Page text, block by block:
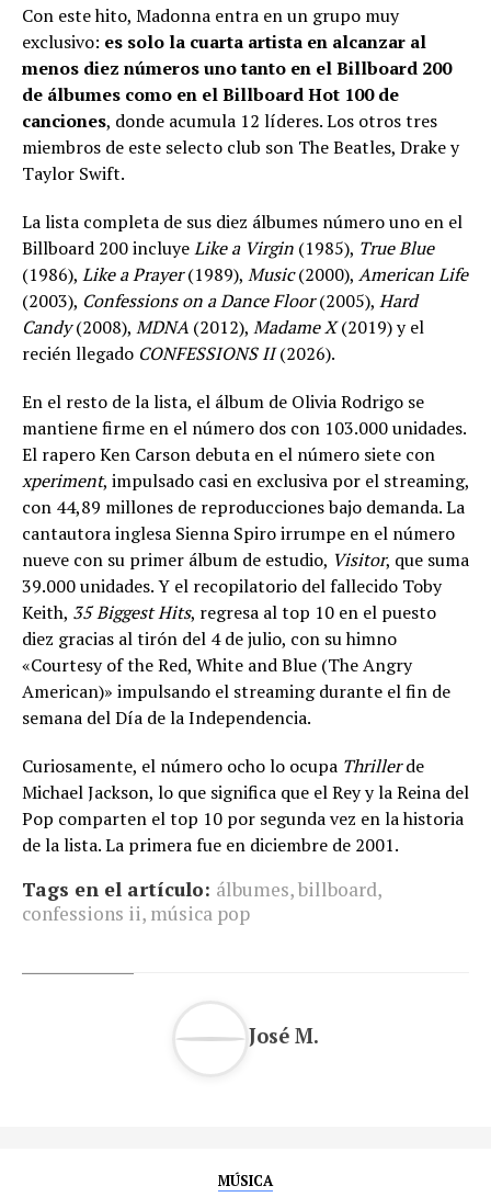
Con este hito, Madonna entra en un grupo muy
exclusivo: es solo la cuarta artista en alcanzar al
menos diez números uno tanto en el Billboard 200
de álbumes como en el Billboard Hot 100 de
canciones, donde acumula 12 líderes. Los otros tres
miembros de este selecto club son The Beatles, Drake y
Taylor Swift.
La lista completa de sus diez álbumes número uno en el
Billboard 200 incluyeLike a Virgin (1985), True Blue
(1986), Like a Prayer(1989), Music(2000), American Life
(2003), Confessions on a Dance Floor(2005), Hard
Candy(2008), MDNA (2012), Madame X(2019) y el
recién llegado CONFESSIONS II(2026).
En el resto de la lista, el álbum de Olivia Rodrigo se
mantiene firme en el número dos con 103.000 unidades.
El rapero Ken Carson debuta en el número siete con
xperiment, impulsado casi en exclusiva por el streaming,
con 44,89 millones de reproducciones bajo demanda. La
cantautora inglesa Sienna Spiro irrumpe en el número
nueve con su primer álbum de estudio, Visitor, que suma
39.000 unidades. Y el recopilatorio del fallecido Toby
Keith, 35 Biggest Hits, regresa al top 10 en el puesto
diez gracias al tirón del 4 de julio, con su himno
«Courtesy of the Red, White and Blue (The Angry
American)» impulsando el streaming durante el fin de
semana del Día de la Independencia.
Curiosamente, el número ocho lo ocupa Thrillerde
Michael Jackson, lo que significa que el Rey y la Reina del
Pop comparten el top 10 por segunda vez en la historia
de la lista. La primera fue en diciembre de 2001.
Tags en el artículo: álbumes,billboard,
confessions ii, música pop
José M.
MÚSICA